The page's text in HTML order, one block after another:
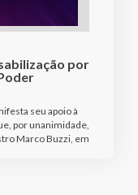
por
seu apoio à
por unanimidade,
Marco Buzzi, em